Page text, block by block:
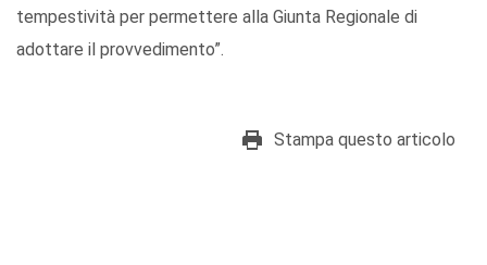
tempestività per permettere alla Giunta Regionale di
adottare il provvedimento”.
Stampa questo articolo